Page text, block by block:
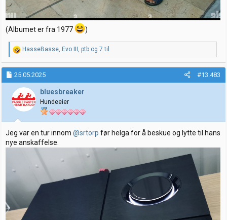
(Albumet er fra 1977 )
R
e
a
k
j
o
n
e
r
HasseBasse Evo III ptb og 7 til
25.05.2025 #13.483
bluesbreaker
Hundeeier
Jeg var en tur innom @srtorp før helga for å beskue og lytte til hans
nye anskaffelse.